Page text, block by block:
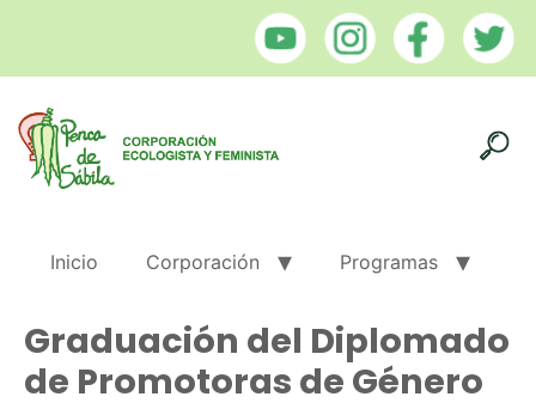
Inicio Corporación Programas
Graduación del Diplomado
de Promotoras de Género